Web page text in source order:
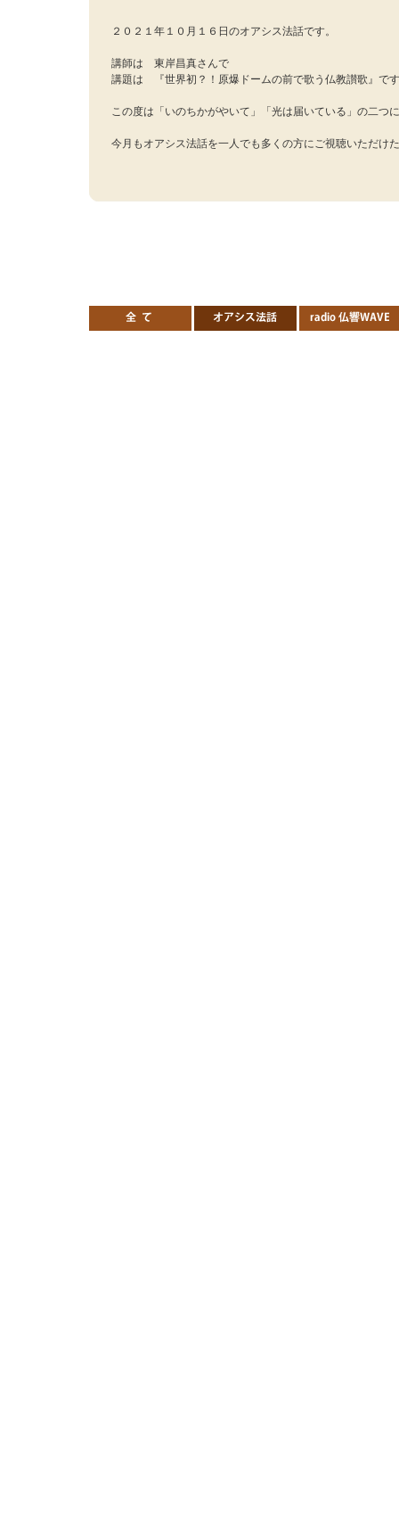
２０２１年１０月１６日のオアシス法話です。
講師は 東岸昌真さんで
講題は 『世界初？！原爆ドームの前で歌う仏教讃歌』で
この度は「いのちかがやいて」「光は届いている」の二つ
今月もオアシス法話を一人でも多くの方にご視聴いただけ